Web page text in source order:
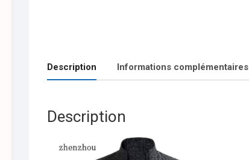
Description Informations complémentaires
Description